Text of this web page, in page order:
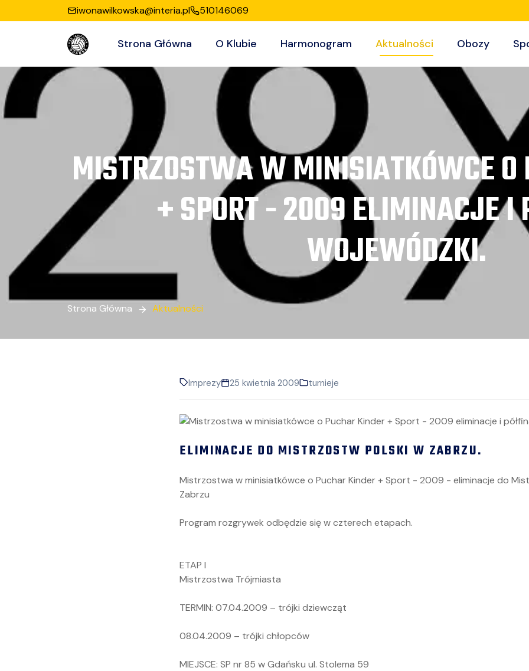
iwonawilkowska@interia.pl 510146069
Strona Główna O Klubie Harmonogram Aktualności Obozy
MISTRZOSTWA W MINISIATKÓWCE O
+ SPORT - 2009 ELIMINACJE I
WOJEWÓDZKI.
Strona Główna Aktualności
Imprezy 25 kwietnia 2009 turnieje
ELIMINACJE DO MISTRZOSTW POLSKI W ZABRZU.
Mistrzostwa w minisiatkówce o Puchar Kinder + Sport - 2009 - eliminacje do
Zabrzu
Program rozgrywek odbędzie się w czterech etapach.
ETAP I
Mistrzostwa Trójmiasta
TERMIN: 07.04.2009 – trójki dziewcząt
08.04.2009 – trójki chłopców
MIEJSCE: SP nr 85 w Gdańsku ul. Stolema 59